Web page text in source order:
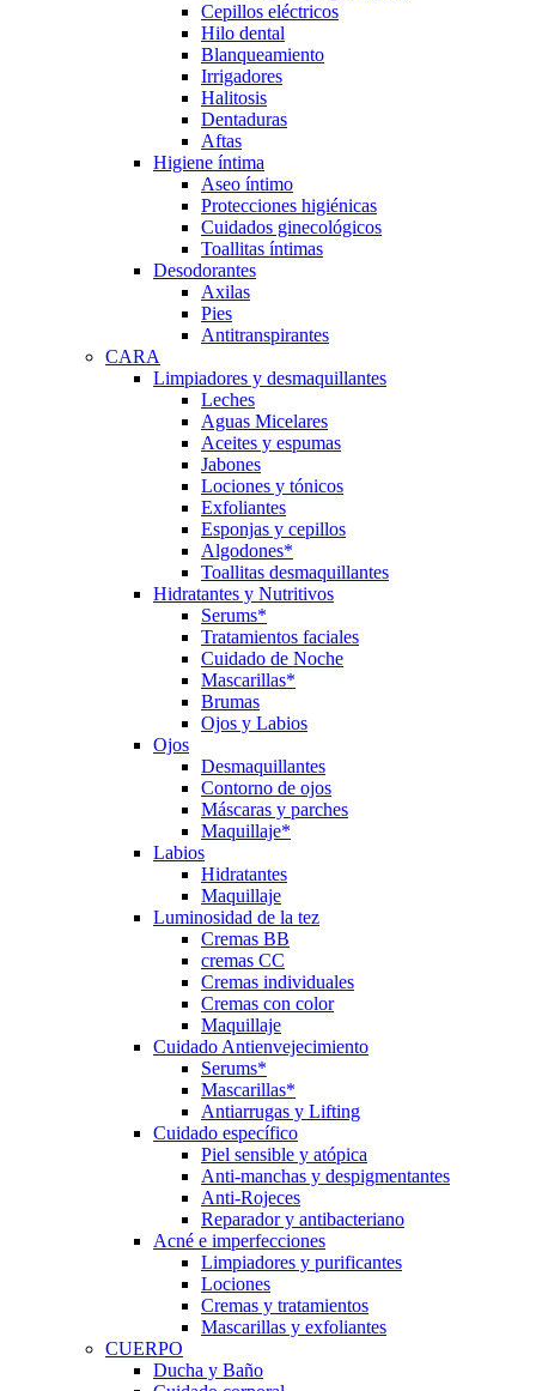
Cepillos eléctricos
Hilo dental
Blanqueamiento
Irrigadores
Halitosis
Dentaduras
Aftas
Higiene íntima
Aseo íntimo
Protecciones higiénicas
Cuidados ginecológicos
Toallitas íntimas
Desodorantes
Axilas
Pies
Antitranspirantes
CARA
Limpiadores y desmaquillantes
Leches
Aguas Micelares
Aceites y espumas
Jabones
Lociones y tónicos
Exfoliantes
Esponjas y cepillos
Algodones*
Toallitas desmaquillantes
Hidratantes y Nutritivos
Serums*
Tratamientos faciales
Cuidado de Noche
Mascarillas*
Brumas
Ojos y Labios
Ojos
Desmaquillantes
Contorno de ojos
Máscaras y parches
Maquillaje*
Labios
Hidratantes
Maquillaje
Luminosidad de la tez
Cremas BB
cremas CC
Cremas individuales
Cremas con color
Maquillaje
Cuidado Antienvejecimiento
Serums*
Mascarillas*
Antiarrugas y Lifting
Cuidado específico
Piel sensible y atópica
Anti-manchas y despigmentantes
Anti-Rojeces
Reparador y antibacteriano
Acné e imperfecciones
Limpiadores y purificantes
Lociones
Cremas y tratamientos
Mascarillas y exfoliantes
CUERPO
Ducha y Baño